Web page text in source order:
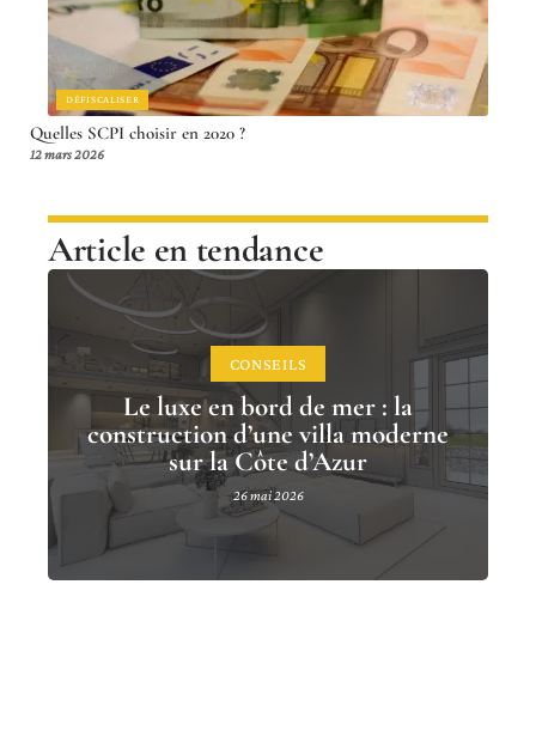
DÉFISCALISER
Quelles SCPI choisir en 2020 ?
12 mars 2026
Article en tendance
CONSEILS
Le luxe en bord de mer : la
construction d’une villa moderne
sur la Côte d’Azur
26 mai 2026